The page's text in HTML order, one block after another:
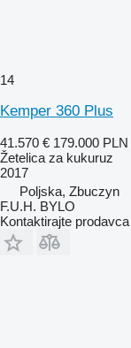
14
Kemper 360 Plus
41.570 € 179.000 PLN
Žetelica za kukuruz
2017
Poljska, Zbuczyn
F.U.H. BYLO
Kontaktirajte prodavca